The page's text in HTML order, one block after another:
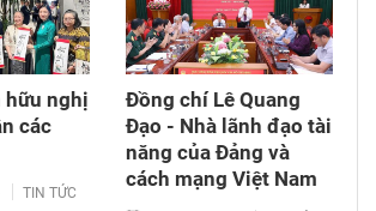
hữu nghị
các
TIN TỨC
Đồng chí Lê Quang
Đạo - Nhà lãnh đạo tài
năng của Đảng và
cách mạng Việt Nam​